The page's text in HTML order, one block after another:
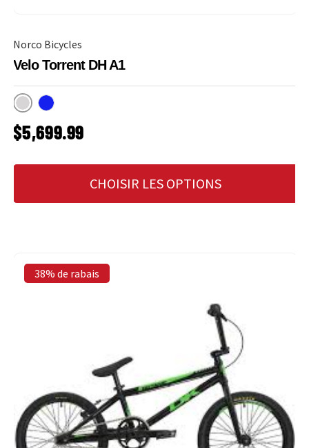
Norco Bicycles
Velo Torrent DH A1
Raw Alloy Silver
Floating Blue
PRIX HABITUEL
$5,699.99
CHOISIR LES OPTIONS
38% de rabais